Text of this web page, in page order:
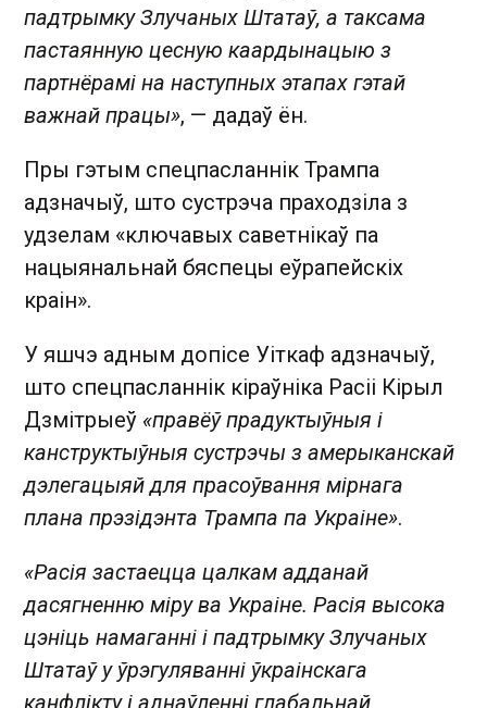
падтрымку Злучаных Штатаў, а таксама
пастаянную цесную каардынацыю з
партнёрамі на наступных этапах гэтай
важнай працы», — дадаў ён.
Пры гэтым спецпасланнік Трампа
адзначыў, што сустрэча праходзіла з
удзелам «ключавых саветнікаў па
нацыянальнай бяспецы еўрапейскіх
краін».
У яшчэ адным допісе Уіткаф адзначыў,
што спецпасланнік кіраўніка Расіі Кірыл
Дзмітрыеў «правёў прадуктыўныя і
канструктыўныя сустрэчы з амерыканскай
дэлегацыяй для прасоўвання мірнага
плана прэзідэнта Трампа па Украіне».
«Расія застаецца цалкам адданай
дасягненню міру ва Украіне. Расія высока
цэніць намаганні і падтрымку Злучаных
Штатаў у ўрэгуляванні ўкраінскага
канфлікту і аднаўленні глабальнай